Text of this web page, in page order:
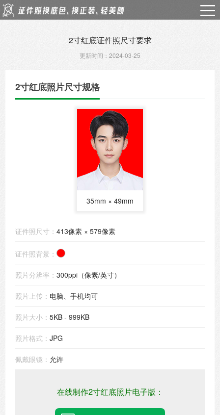
2寸红底证件照尺寸要求
更新时间：2024-03-25
2寸红底照片尺寸规格
35mm × 49mm
证件照尺寸：413像素 × 579像素
证件照背景：
照片分辨率：300ppi（像素/英寸）
照片上传： 电脑、手机均可
照片大小：5KB - 999KB
照片格式：JPG
佩戴眼镜： 允许
在线制作2寸红底照片电子版：